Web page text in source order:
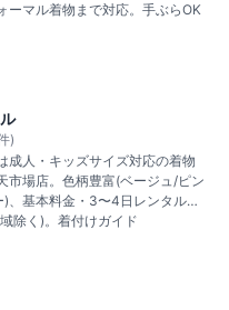
ーマル着物まで対応。手ぶらOK
)
成人・キッズサイズ対応の着物
市場店。色柄豊富(ベージュ/ピン
、基本料金・3〜4日レンタル・
除く)。着付けガイド